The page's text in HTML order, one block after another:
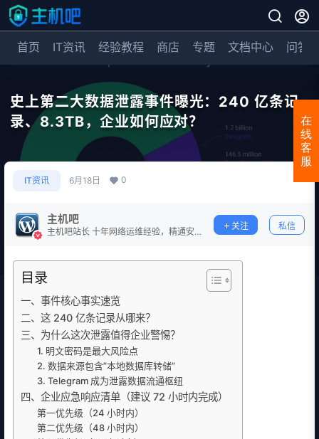
首页 IT资讯 经验教程 商店 专题 文档中心 问答
史上第二大数据泄露事件曝光：240 亿条记
录、8.3TB，企业如何应对？
IT资讯 6月18日 0
主机吧
主机吧站长 十年网络运维经验，精通安
关注 私信
目录
一、事件核心事实速览
二、这 240 亿条记录从哪来？
三、为什么这次泄露值得企业警惕？
1. 明文密码是最大风险点
2. 数据来源包含”本地数据库转储”
3. Telegram 成为泄露数据流通枢纽
四、企业应急响应清单（建议 72 小时内完成）
第一优先级（24 小时内）
第二优先级（48 小时内）
在
线
客
服